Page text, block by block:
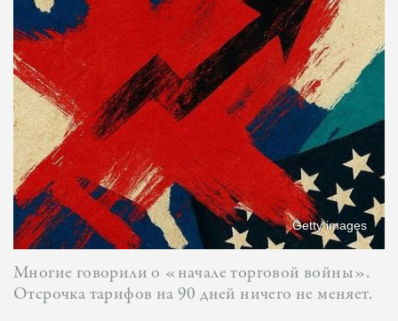
Getty images
Многие говорили о «начале торговой войны».
Отсрочка тарифов на 90 дней ничего не меняет.